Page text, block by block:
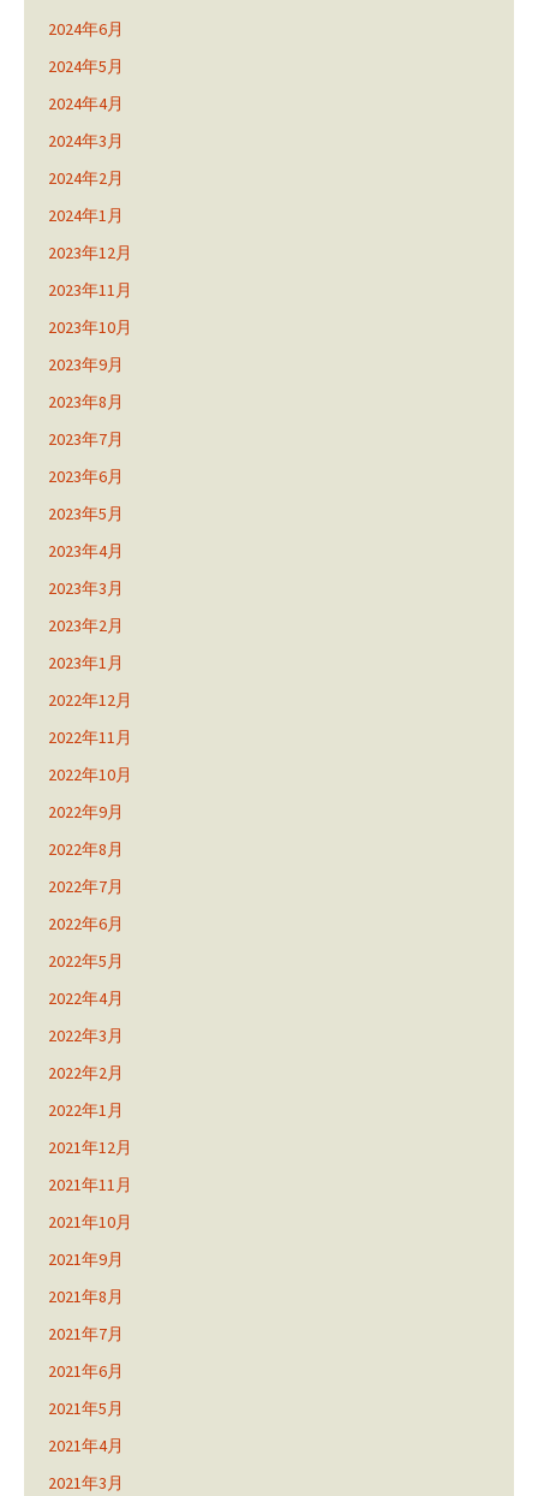
2024年6月
2024年5月
2024年4月
2024年3月
2024年2月
2024年1月
2023年12月
2023年11月
2023年10月
2023年9月
2023年8月
2023年7月
2023年6月
2023年5月
2023年4月
2023年3月
2023年2月
2023年1月
2022年12月
2022年11月
2022年10月
2022年9月
2022年8月
2022年7月
2022年6月
2022年5月
2022年4月
2022年3月
2022年2月
2022年1月
2021年12月
2021年11月
2021年10月
2021年9月
2021年8月
2021年7月
2021年6月
2021年5月
2021年4月
2021年3月